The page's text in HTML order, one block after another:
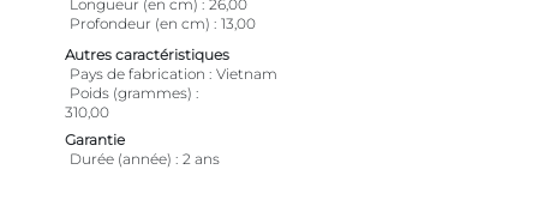
Longueur (en cm)
26,00
Profondeur (en cm)
13,00
Autres caractéristiques
Pays de fabrication
Vietnam
Poids (grammes)
310,00
Garantie
Durée (année)
2 ans